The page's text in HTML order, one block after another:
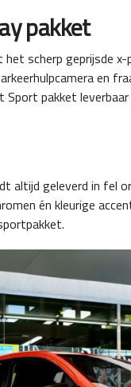
pakket
scherp geprijsde
en
pakket
altijd geleverd in fel
én kleurige